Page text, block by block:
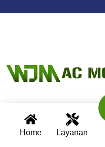
Home Layanan
Wijaya AC Mobil adalah
telah berpengalaman lebih